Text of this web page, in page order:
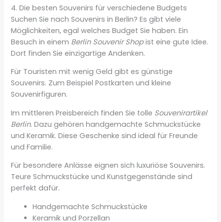
4. Die besten Souvenirs für verschiedene Budgets
Suchen Sie nach Souvenirs in Berlin? Es gibt viele
Möglichkeiten, egal welches Budget Sie haben. Ein
Besuch in einem Berlin Souvenir Shopist eine gute Idee.
Dort finden Sie einzigartige Andenken.
Für Touristen mit wenig Geld gibt es günstige
Souvenirs. Zum Beispiel Postkarten und kleine
Souvenirfiguren.
Im mittleren Preisbereich finden Sie tolle Souvenirartikel
Berlin. Dazu gehören handgemachte Schmuckstücke
und Keramik. Diese Geschenke sind ideal für Freunde
und Familie.
Für besondere Anlässe eignen sich luxuriöse Souvenirs.
Teure Schmuckstücke und Kunstgegenstände sind
perfekt dafür.
Handgemachte Schmuckstücke
Keramik und Porzellan